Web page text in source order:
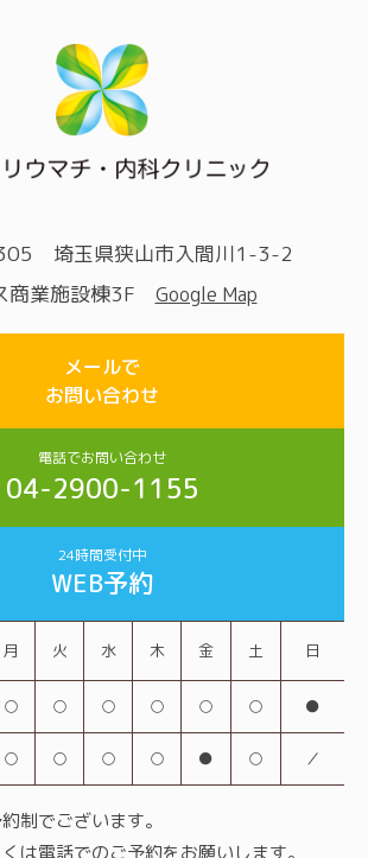
埼玉県狭山市入間川1-3-2
商業施設棟3F Google Map
メールで
お問い合わせ
電話でお問い合わせ
04-2900-1155
24時間受付中
WEB予約
月 火 水 木 金 土 日
○ ○ ○ ○ ○ ○ ●
○ ○ ○ ○ ● ○ ／
制でございます。